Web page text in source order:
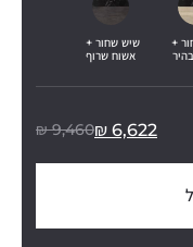
+
שיש שחור +
אשוח שרוף
9,460
₪ 6,622
₪